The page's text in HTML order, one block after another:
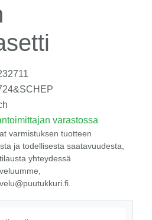
varastossa
varmistuksen tuotteen
ja todellisesta saatavuudesta,
yhteydessä